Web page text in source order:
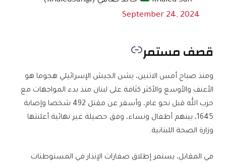
September 24, 2024
قصف مستمر
ومنذ صباح أمس الاثنين، يشن الجيش الإسرائيلي هجوما هو
الأعنف والأوسع والأكثر كثافة على لبنان منذ بدء المواجهات مع
حزب الله قبل نحو عام، وأسفر عن مقتل 492 شخصا وإصابة
1645، بينهم أطفال ونساء، وفق حصيلة غير نهائية أعلنتها
وزارة الصحة اللبنانية.
في المقابل، يستمر إطلاق صفارات الإنذار في المستوطنات